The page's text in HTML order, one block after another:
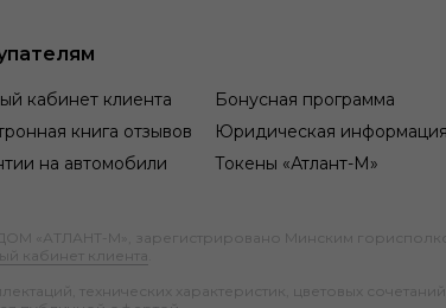
кабинет клиента
Бонусная программа
книга отзывов
Юридическая информация
на автомобили
Токены «Атлант-М»
«АТЛАНТ-М», зарегистрировано Минским
кабинет клиента
технических характеристик, цветовых